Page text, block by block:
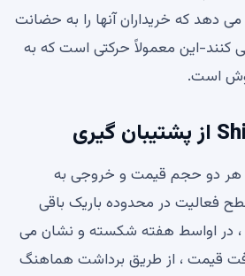
دهد که خریداران آنها را به حضانت
این معمولاً حرکتی است که به
است.
تا 6 اوت ، هر دو حجم قیمت و خروجی به
فعالیت در محدوده باریک باقی
، در اواسط هفته شکسته و نشان می
قیمت ، از طریق برداشت هماهنگ